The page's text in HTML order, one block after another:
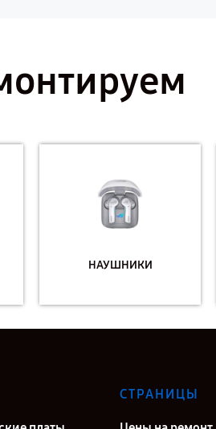
НАУШНИКИ
СТРАНИЦЫ